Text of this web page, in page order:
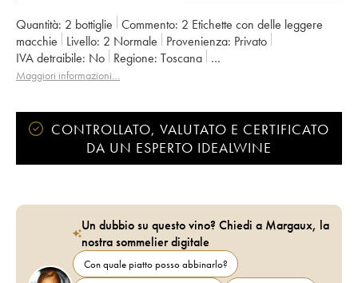
Quantità: 2 bottiglie Commento: 2 Etichette con delle leggere
macchie
Livello: 2 Normale Provenienza:
privato
IVA detraibile:
no Regione: Toscana
Denominazione: Brunello di Montalcino DOCG
Maggiori informazioni…
CONTROLLATO, VALUTATO E CERTIFICATO
DA UN ESPERTO IDEALWINE
Un dubbio su questo vino? Chiedi a Margaux, la
nostra sommelier digitale
Con quale piatto posso abbinarlo?